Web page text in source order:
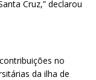
Cruz,” declarou
no
da ilha de